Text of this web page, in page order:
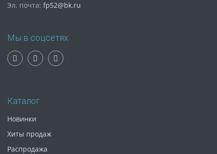
Эл. почта: fp52@bk.ru
Мы в соцсетях
Каталог
Новинки
Хиты продаж
Распродажа